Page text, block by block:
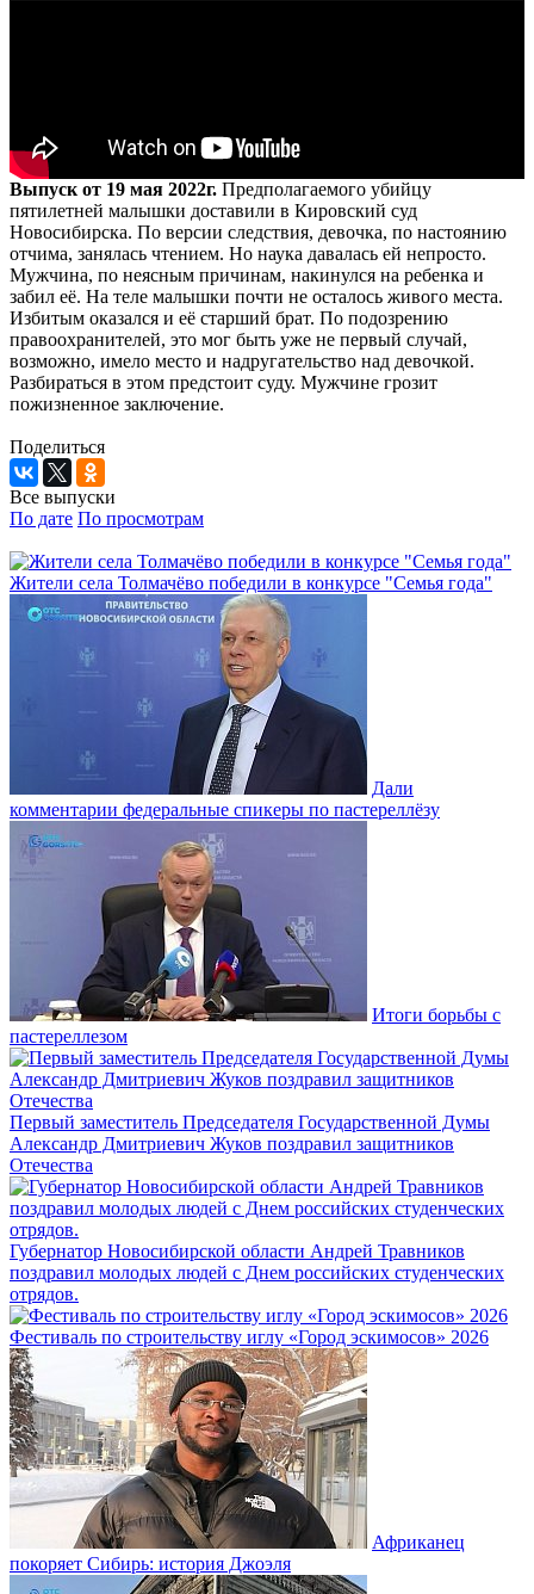
Выпуск от 19 мая 2022г. Предполагаемого убийцу
пятилетней малышки доставили в Кировский суд
Новосибирска. По версии следствия, девочка, по настоянию
отчима, занялась чтением. Но наука давалась ей непросто.
Мужчина, по неясным причинам, накинулся на ребенка и
забил её. На теле малышки почти не осталось живого места.
Избитым оказался и её старший брат. По подозрению
правоохранителей, это мог быть уже не первый случай,
возможно, имело место и надругательство над девочкой.
Разбираться в этом предстоит суду. Мужчине грозит
пожизненное заключение.
Поделиться
Все выпуски
По дате По просмотрам
Жители села Толмачёво победили в конкурсе "Семья года"
Дали
комментарии федеральные спикеры по пастереллёзу
Итоги борьбы с
пастереллезом
Первый заместитель Председателя Государственной Думы
Александр Дмитриевич Жуков поздравил защитников
Отечества
Губернатор Новосибирской области Андрей Травников
поздравил молодых людей с Днем российских студенческих
отрядов.
Фестиваль по строительству иглу «Город эскимосов» 2026
Африканец
покоряет Сибирь: история Джоэля